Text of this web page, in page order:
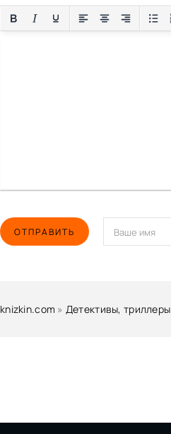
ОТПРАВИТЬ
knizkin.com » Детективы, триллеры